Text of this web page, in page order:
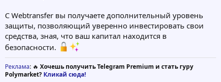
С Webtransfer вы получаете дополнительный уровень
защиты, позволяющий уверенно инвестировать свои
средства, зная, что ваш капитал находится в
безопасности.
Реклама: 🔥 Хочешь получить Telegram Premium и стать гуру
Polymarket? Кликай сюда!